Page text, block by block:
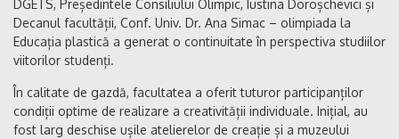
DGETS, Președintele Consiliului Olimpic, Iustina Doroșchevici și
Decanul facultății, Conf. Univ. Dr. Ana Simac – olimpiada la
Educația plastică a generat o continuitate în perspectiva studiilor
viitorilor studenți.
În calitate de gazdă, facultatea a oferit tuturor participanților
condiții optime de realizare a creativității individuale. Inițial, au
fost larg deschise ușile atelierelor de creație și a muzeului